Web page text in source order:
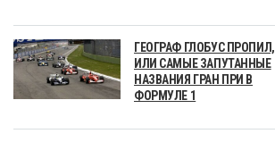
ГЕОГРАФ ГЛОБУС ПРОПИЛ,
ИЛИ САМЫЕ ЗАПУТАННЫЕ
НАЗВАНИЯ ГРАН ПРИ В
ФОРМУЛЕ 1